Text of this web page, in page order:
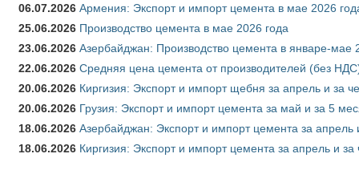
06.07.2026 Армения: Экспорт и импорт цемента в мае 2026
25.06.2026 Производство цемента в мае 2026 года
23.06.2026 Азербайджан: Производство цемента в январе-мае
22.06.2026 Средняя цена цемента от производителей (без
20.06.2026 Киргизия: Экспорт и импорт щебня за апрель и за
20.06.2026 Грузия: Экспорт и импорт цемента за май и за 5
18.06.2026 Азербайджан: Экспорт и импорт цемента за
18.06.2026 Киргизия: Экспорт и импорт цемента за апрель и